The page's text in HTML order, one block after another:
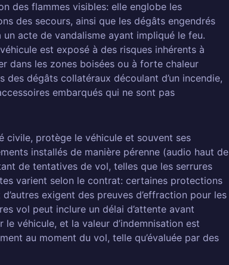
des flammes visibles: elle englobe les
des secours, ainsi que les dégâts engendrés
acte de vandalisme ayant impliqué le feu.
est exposé à des risques inhérents à
dans les zones boisées ou à forte chaleur
des dégâts collatéraux découlant d’un incendie,
embarqués qui ne sont pas
civile, protège le véhicule et souvent ses
installés de manière pérenne (audio haut de
de tentatives de vol, telles que les serrures
varient selon le contrat: certaines protections
exigent des preuves d’effraction pour les
vol peut inclure un délai d’attente avant
véhicule, et la valeur d’indemnisation est
au moment du vol, telle qu’évaluée par des